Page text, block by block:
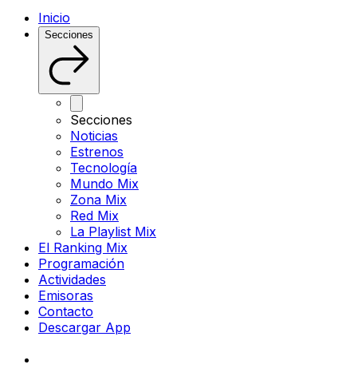
Inicio
Secciones
Secciones
Noticias
Estrenos
Tecnología
Mundo Mix
Zona Mix
Red Mix
La Playlist Mix
El Ranking Mix
Programación
Actividades
Emisoras
Contacto
Descargar App